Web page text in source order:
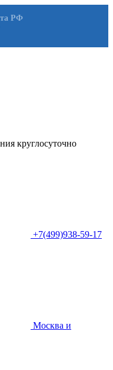
РФ
круглосуточно
+7(499)938-59-17
Москва и